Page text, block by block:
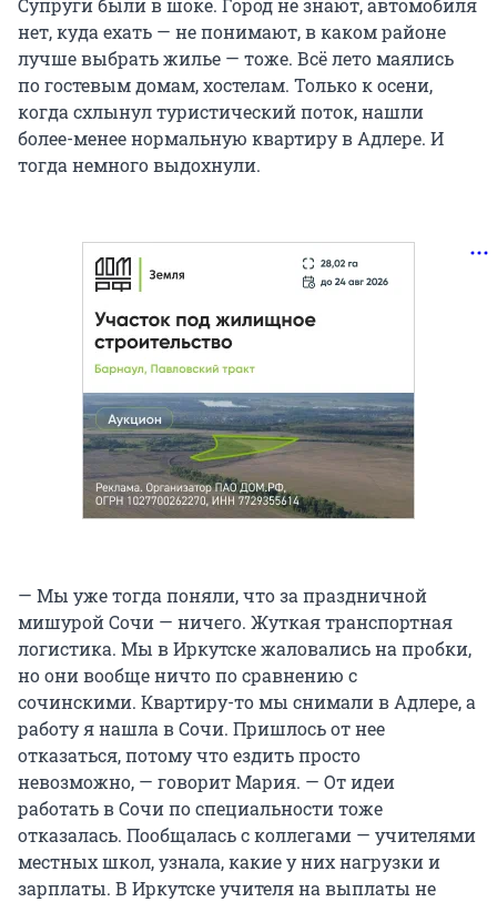
Супруги были в шоке. Город не знают, автомобиля
нет, куда ехать — не понимают, в каком районе
лучше выбрать жилье — тоже. Всё лето маялись
по гостевым домам, хостелам. Только к осени,
когда схлынул туристический поток, нашли
более-менее нормальную квартиру в Адлере. И
тогда немного выдохнули.
— Мы уже тогда поняли, что за праздничной
мишурой Сочи — ничего. Жуткая транспортная
логистика. Мы в Иркутске жаловались на пробки,
но они вообще ничто по сравнению с
сочинскими. Квартиру-то мы снимали в Адлере, а
работу я нашла в Сочи. Пришлось от нее
отказаться, потому что ездить просто
невозможно, — говорит Мария. — От идеи
работать в Сочи по специальности тоже
отказалась. Пообщалась с коллегами — учителями
местных школ, узнала, какие у них нагрузки и
зарплаты. В Иркутске учителя на выплаты не